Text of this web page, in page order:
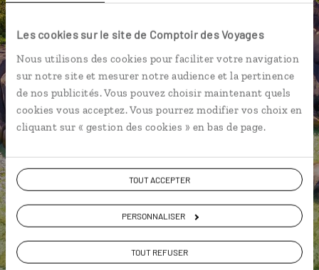
Les cookies sur le site de Comptoir des Voyages
Nous utilisons des cookies pour faciliter votre navigation
sur notre site et mesurer notre audience et la pertinence
de nos publicités. Vous pouvez choisir maintenant quels
cookies vous acceptez. Vous pourrez modifier vos choix en
cliquant sur « gestion des cookies » en bas de page.
TOUT ACCEPTER
PERSONNALISER
TOUT REFUSER
Ingrid,
spécialiste Seychelles
Suivez vos envies et demandez conseils à nos
spécialistes
Ils sauront organiser votre itinéraire au plus
près de vos envies et de la réalité du pays.
Échangez en face à face ou depuis nos studios
connectés en agence, mais aussi par email ou